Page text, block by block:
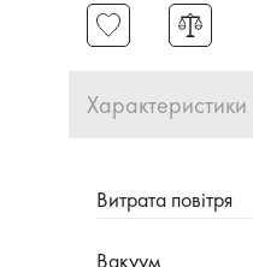
Характеристики
Витрата повітря
Вакуум